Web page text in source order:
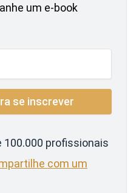
um e-book
100.000 profissionais
com um